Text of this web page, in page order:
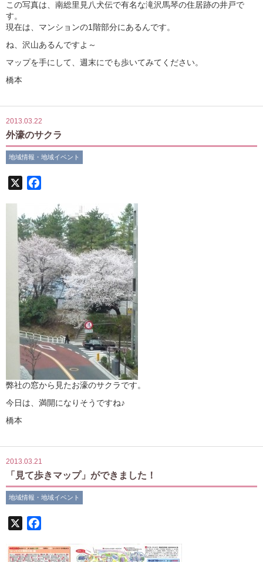
この写真は、南総里見八犬伝で有名な滝沢馬琴の住居跡の井戸で
す。
現在は、マンションの1階部分にあるんです。
ね、沢山あるんですよ～
マップを手にして、週末にでも歩いてみてください。
橋本
2013.03.22
外濠のサクラ
地域情報・地域イベント
弊社の窓から見たお濠のサクラです。
今日は、満開になりそうですね♪
橋本
2013.03.21
「見て歩きマップ」ができました！
地域情報・地域イベント